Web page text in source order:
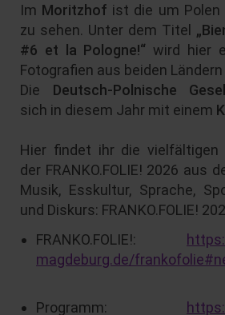
Im Moritzhof ist die um
zu sehen. Unter dem Titel
#6 et la Pologne!“ wird hier
Fotografien aus beiden
Die Deutsch-Polnische
sich in diesem Jahr mit einem
Hier findet ihr die vielfältigen
der FRANKO.FOLIE! 2026 aus
Musik, Esskultur, Sprache,
und Diskurs: FRANKO.FOLIE!
FRANKO.FOLIE!:
magdeburg.de/
Programm: